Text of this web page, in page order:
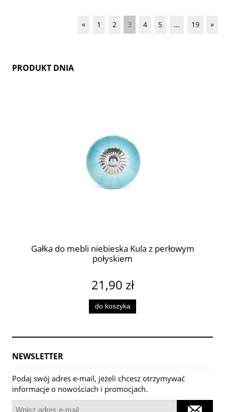
« 1 2 3 4 5 ... 19 »
PRODUKT DNIA
Gałka do mebli niebieska Kula z perłowym
połyskiem
21,90 zł
do koszyka
NEWSLETTER
Podaj swój adres e-mail, jeżeli chcesz otrzymywać
informacje o nowościach i promocjach.